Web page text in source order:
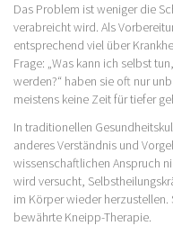
Das Problem ist weniger die
verabreicht wird. Als
entsprechend viel über
Frage: „Was kann ich selbst
werden?“ haben sie oft nur
meistens keine Zeit für tiefer
In traditionellen
anderes Verständnis und
wissenschaftlichen Anspruch
wird versucht,
im Körper wieder
bewährte Kneipp-Therapie.